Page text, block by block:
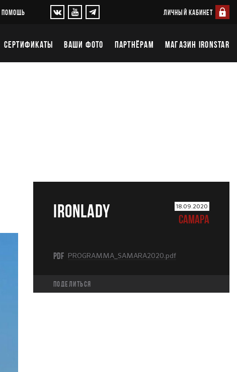
ПОМОЩЬ ЛИЧНЫЙ КАБИНЕТ
СЕРТИФИКАТЫ ВАШИ ФОТО ПАРТНЁРАМ МАГАЗИН IRONSTAR
IRONLADY 18.09.2020
САМАРА
PDF PROGRAMMA_SAMARA2020.pdf
Поделиться